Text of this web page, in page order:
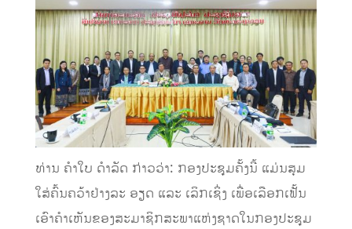
ທ່ານ ຄຳໃບ ດຳລັດ ກ່າວວ່າ: ກອງປະຊຸມຄັ້ງນີ້ ແມ່ນສຸມ
ໃສ່ຄົ້ນຄວ້າຢ່າງລະ ອຽດ ແລະ ເລິກເຊິ່ງ ເພື່ອເລືອກເຟັ້ນ
ເອົາຄຳເຫັນຂອງສະມາຊິກສະພາແຫ່ງຊາດໃນກອງປະຊຸມ